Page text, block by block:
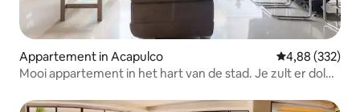
Appartement in Acapulco Gemiddelde
4,88 (332)
Mooi appartement in het hart van de stad. Je zult er dol